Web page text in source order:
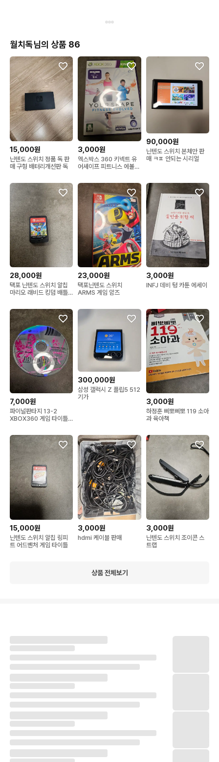
월치독님의 상품 86
15,000원
닌텐도 스위치 정품 독 판
매 구형 배터리개선판 독
3,000원
엑스박스 360 키넥트 유
어셰이프 피트니스 에볼브
90,000원
닌텐도 스위치 본체만 판
매 ㅋㅍ 안되는 시리얼
28,000원
택포 닌텐도 스위치 알칩
마리오 래비드 킹덤 배틀
23,000원
택포닌텐도 스위치
ARMS 게임 암즈
3,000원
INFJ 데비 텅 카툰 에세이
7,000원
파이널판타지 13-2
XBOX360 게임 타이틀
300,000원
삼성 갤럭시 Z 플립5 512
기가
3,000원
하정훈 삐뽀삐뽀 119 소아
과 육아책
15,000원
닌텐도 스위치 알칩 링피
트 어드벤처 게임 타이틀
3,000원
hdmi 케이블 판매
3,000원
닌텐도 스위치 조이콘 스
트랩
상품 전체보기